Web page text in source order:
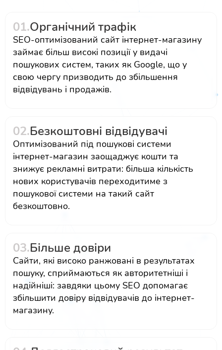
01.Органічний трафік
SEO-оптимізований сайт інтернет-магазину
займає більш високі позиції у видачі
пошукових систем, таких як Google, що у
свою чергу призводить до збільшення
відвідувань і продажів.
02.Безкоштовні відвідувачі
Оптимізований під пошукові системи
інтернет-магазин заощаджує кошти та
знижує рекламні витрати: більша кількість
нових користувачів переходитиме з
пошукової системи на такий сайт
безкоштовно.
03.Більше довіри
Сайти, які високо ранжовані в результатах
пошуку, сприймаються як авторитетніші і
надійніші: завдяки цьому SEO допомагає
збільшити довіру відвідувачів до інтернет-
магазину.